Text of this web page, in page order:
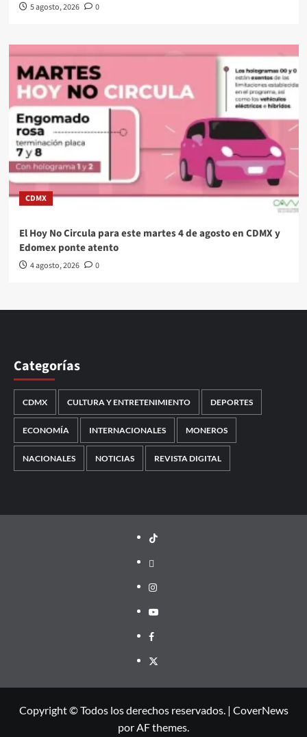
5 agosto, 2026 0
CDMX
El Hoy No Circula para este martes 4 de agosto en CDMX y
Edomex ponte atento
4 agosto, 2026 0
Categorías
CDMX CULTURA Y ENTRETENIMIENTO DEPORTES
ECONOMÍA INTERNACIONALES MONEROS
NACIONALES NOTICIAS REVISTA DIGITAL
TikTok
threads
Instagram
Youtube
Facebook
X
Copyright © Todos los derechos reservados. | CoverNews
por AF themes.